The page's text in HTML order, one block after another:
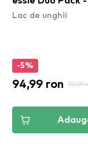
Lac de unghii
-5%
94,99 ron 99,99